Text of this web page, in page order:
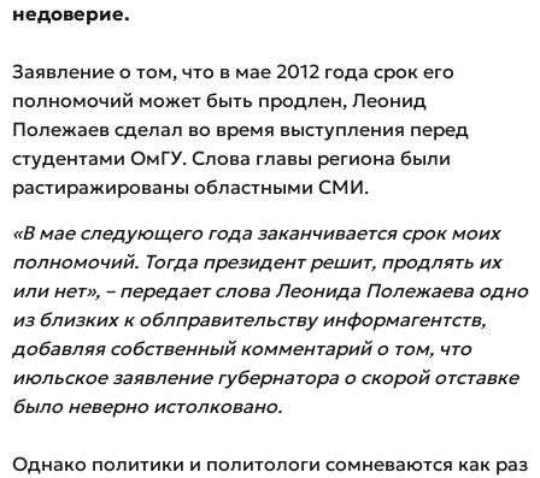
недоверие.
Заявление о том, что в мае 2012 года срок его
полномочий может быть продлен, Леонид
Полежаев сделал во время выступления перед
студентами ОмГУ. Слова главы региона были
растиражированы областными СМИ.
«В мае следующего года заканчивается срок моих
полномочий. Тогда президент решит, продлять их
или нет», – передает слова Леонида Полежаева одно
из близких к облправительству информагентств,
добавляя собственный комментарий о том, что
июльское заявление губернатора о скорой отставке
было неверно истолковано.
Однако политики и политологи сомневаются как раз